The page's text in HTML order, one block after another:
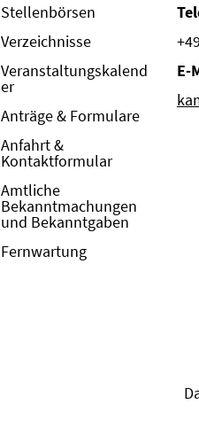
Stellenbörsen
Verzeichnisse
Veranstaltungskalend
er
Anträge & Formulare
Anfahrt &
Kontaktformular
Amtliche
Bekanntmachungen
und Bekanntgaben
Fernwartung
E-